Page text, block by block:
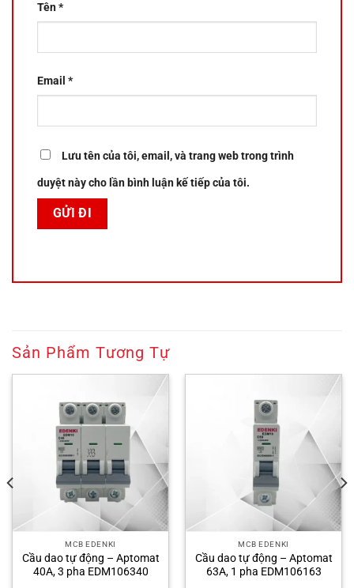
Tên*
Email *
Lưu tên của tôi, email, và trang web trong trình
duyệt này cho lần bình luận kế tiếp của tôi.
Sản Phẩm Tương Tự
MCB EDENKI
Cầu dao tự động – Aptomat
40A, 3 pha EDM106340
MCB EDENKI
Cầu dao tự động – Aptomat
63A, 1 pha EDM106163